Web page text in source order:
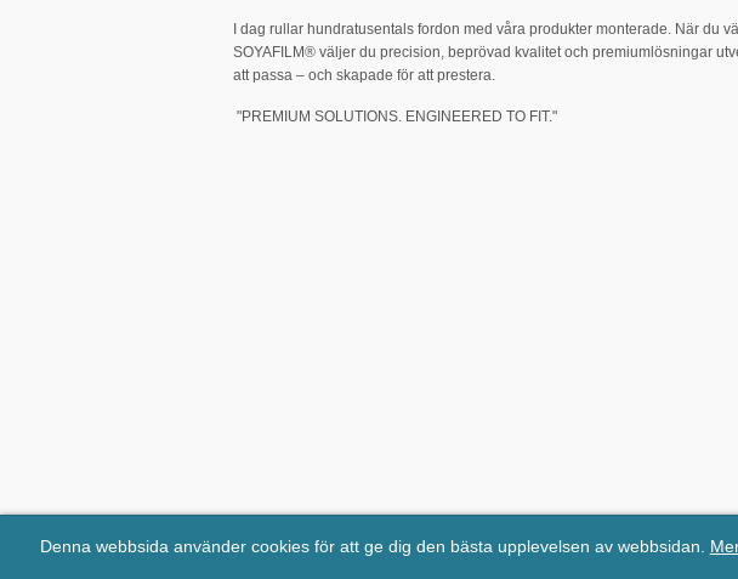
Denna webbsida använder cookies för att ge dig den bästa upplevelsen av webbsidan.
I dag rullar hundratusentals fordon med våra produkter monterade. När du
SOYAFILM® väljer du precision, beprövad kvalitet och premiumlösningar
att passa – och skapade för att prestera.
"PREMIUM SOLUTIONS. ENGINEERED TO FIT."